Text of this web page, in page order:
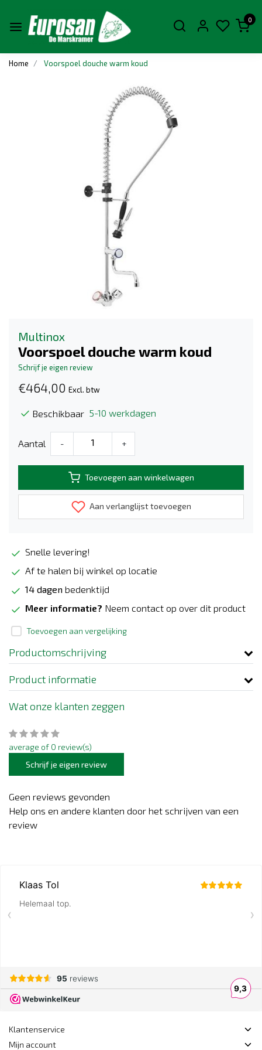
0
Home Voorspoel douche warm koud
Multinox
Voorspoel douche warm koud
Schrijf je eigen review
€464,00 Excl. btw
Beschikbaar 5-10 werkdagen
Aantal - +
Toevoegen aan winkelwagen
Aan verlanglijst toevoegen
Snelle levering!
Af te halen bij winkel op locatie
14 dagen bedenktijd
Meer informatie? Neem contact op over dit product
Toevoegen aan vergelijking
Productomschrijving
Product informatie
Wat onze klanten zeggen
average of 0 review(s)
Schrijf je eigen review
Geen reviews gevonden
Help ons en andere klanten door het schrijven van een
review
Klantenservice
Mijn account